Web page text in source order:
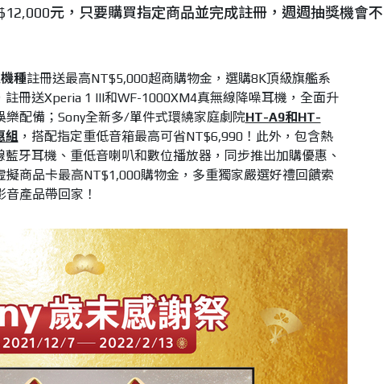
元，只要購買指定商品並完成註冊，週週抽獎機會不
種註冊送最高NT$5,000超商購物金，選購8K頂級旗艦系
冊送Xperia 1 III和WF-1000XM4真無線降噪耳機，全面升
樂配備；Sony全新多/單件式環繞家庭劇院HT-A9和HT-
組，搭配指定重低音箱最高可省NT$6,990！此外，包含熱
藍牙耳機、重低音喇叭和數位播放器，同步推出加購優惠、
商品卡最高NT$1,000購物金，多重獨家嚴選好禮回饋索
產品帶回家！